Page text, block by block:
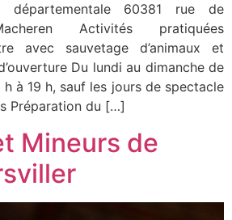
départementale 60381 rue de
Activités pratiquées
avec sauvetage d’animaux et
Du lundi au dimanche de
à 19 h, sauf les jours de spectacle
Préparation du […]
Mineurs de